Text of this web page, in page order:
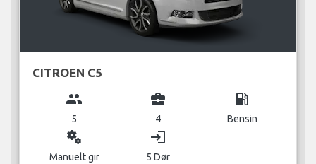
CITROEN C5
group
5
business_center
4
local_gas_station
Bensin
miscellaneous_services
Manuelt gir
login
5 Dør